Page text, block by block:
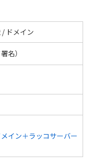
ドメイン
名）
イン＋ラッコサーバー